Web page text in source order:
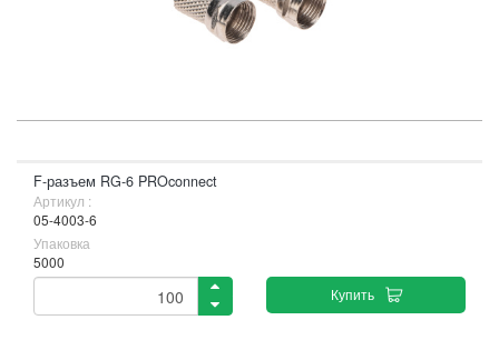
F-разъем RG-6 PROconnect
Артикул :
05-4003-6
Упаковка
5000
Купить